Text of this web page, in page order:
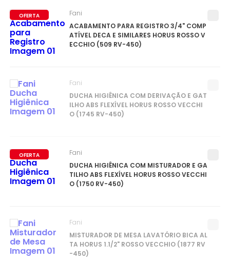
OFERTA
ACABAMENTO PARA REGISTRO 3/4" COMP
ATÍVEL DECA E SIMILARES HORUS ROSSO V
ECCHIO (509 RV-450)
Fani
DUCHA HIGIÊNICA COM DERIVAÇÃO E GAT
ILHO ABS FLEXÍVEL HORUS ROSSO VECCHI
O (1745 RV-450)
Fani
OFERTA
DUCHA HIGIÊNICA COM MISTURADOR E GA
TILHO ABS FLEXÍVEL HORUS ROSSO VECCHI
O (1750 RV-450)
Fani
MISTURADOR DE MESA LAVATÓRIO BICA AL
TA HORUS 1.1/2" ROSSO VECCHIO (1877 RV
-450)
Fani